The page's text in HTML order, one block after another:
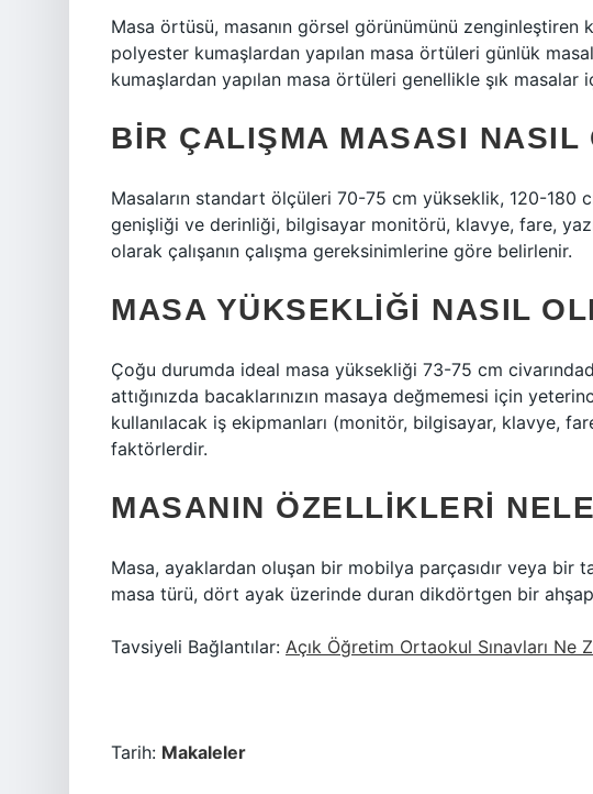
Masa örtüsü, masanın görsel görünümünü zenginleştiren
polyester kumaşlardan yapılan masa örtüleri günlük
kumaşlardan yapılan masa örtüleri genellikle şık masalar
BIR ÇALIŞMA MASASI NASIL
Masaların standart ölçüleri 70-75 cm yükseklik, 120-180
genişliği ve derinliği, bilgisayar monitörü, klavye, fare,
olarak çalışanın çalışma gereksinimlerine göre belirlenir.
MASA YÜKSEKLIĞI NASIL
Çoğu durumda ideal masa yüksekliği 73-75 cm
attığınızda bacaklarınızın masaya değmemesi için
kullanılacak iş ekipmanları (monitör, bilgisayar, klavye,
faktörlerdir.
MASANIN ÖZELLIKLERI
Masa, ayaklardan oluşan bir mobilya parçasıdır veya bir
masa türü, dört ayak üzerinde duran dikdörtgen bir
Tavsiyeli Bağlantılar: Açık Öğretim Ortaokul Sınavları Ne
Tarih: Makaleler